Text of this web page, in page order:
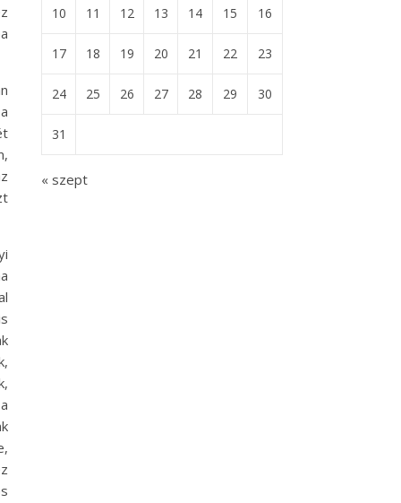
10 11 12 13 14 15 16
17 18 19 20 21 22 23
24 25 26 27 28 29 30
31
« szept